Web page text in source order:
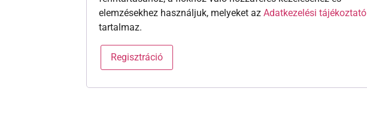
elemzésekhez használjuk, melyeket azAdatkezelési tájékoztató
tartalmaz.
Regisztráció